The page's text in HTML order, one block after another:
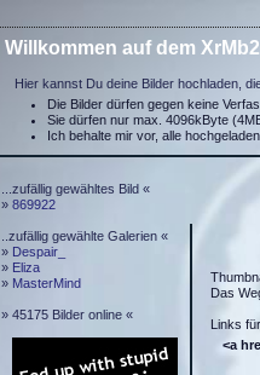
Willkommen auf dem
Hier kannst Du deine Bilder hochladen,
Die Bilder dürfen gegen keine
Sie dürfen nur max. 4096kByte
Ich behalte mir vor, alle
...zufällig gewähltes Bild «
» 869922
..zufällig gewählte Galerien «
» Despair_
» Eliza
» MasterMind
» 45175 Bilder online «
Das
Links
<a